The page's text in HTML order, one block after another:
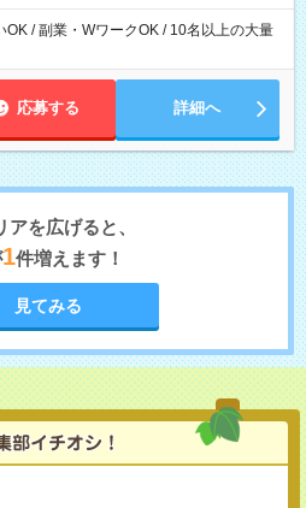
OK / 副業・WワークOK / 10名以上の大量
応募する 詳細へ
アを広げると、
1件増えます！
見てみる